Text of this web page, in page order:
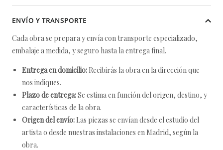
ENVÍO Y TRANSPORTE
Cada obra se prepara y envía con transporte especializado,
embalaje a medida, y seguro hasta la entrega final.
Entrega en domicilio: Recibirás la obra en la dirección que
nos indiques.
Plazo de entrega:Se estima en función del origen, destino, y
características de la obra.
Origen del envío: Las piezas se envían desde el estudio del
artista o desde nuestras instalaciones en Madrid, según la
obra.